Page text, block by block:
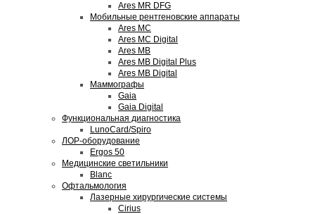
Ares MR DFG
Мобильные рентгеновские аппараты
Ares MC
Ares MC Digital
Ares MB
Ares MB Digital Plus
Ares MB Digital
Маммографы
Gaia
Gaia Digital
Функциональная диагностика
LunoCard/Spiro
ЛОР-оборудование
Ergos 50
Медицинские светильники
Blanc
Офтальмология
Лазерные хирургические системы
Cirius